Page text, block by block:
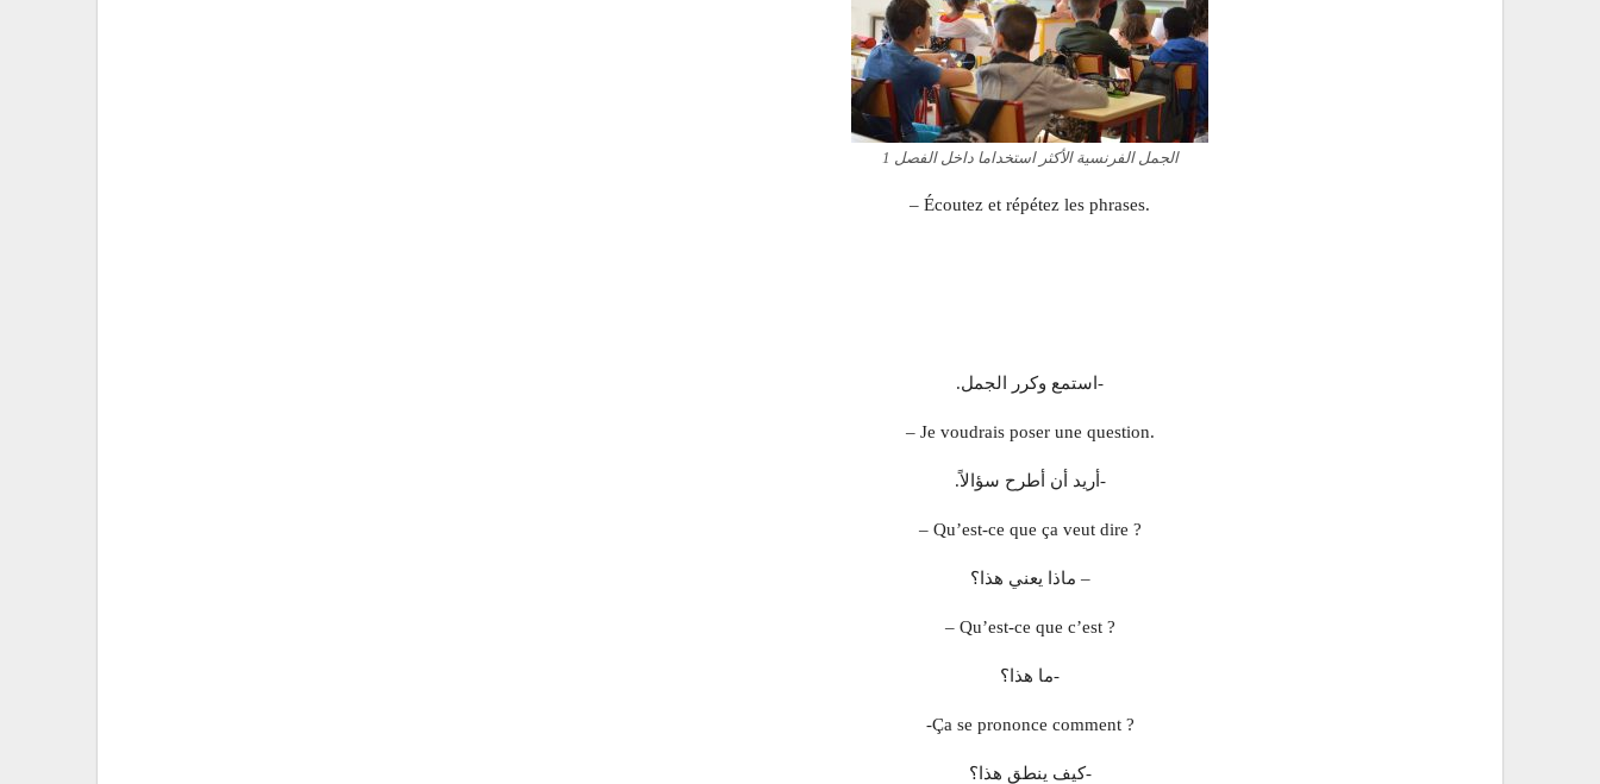
الجمل الفرنسية الأكثر استخداما داخل الفصل 1
– Écoutez et répétez les phrases.
-استمع وكرر الجمل.
– Je voudrais poser une question.
-أريد أن أطرح سؤالاً.
– Qu’est-ce que ça veut dire ?
– ماذا يعني هذا؟
– Qu’est-ce que c’est ?
-ما هذا؟
-Ça se prononce comment ?
-كيف ينطق هذا؟